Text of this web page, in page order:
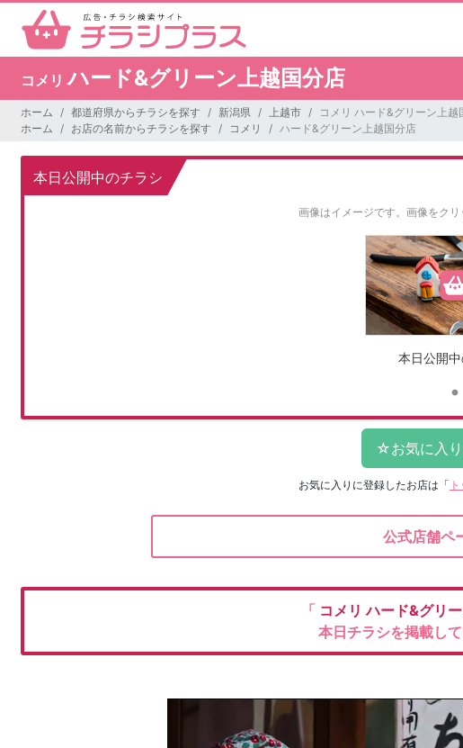
コメリハード&グリーン上越国分店
ホーム 都道府県からチラシを探す 新潟県 上越市
コメリ ハード&グリーン上越
ホーム
お店の名前からチラシを探す コメリ ハード&グリーン上越国分店
本日公開中のチラシ
画像はイメージです。 画像をクリ
本日公開
お気に入りに登録したお店は 「
公式店舗ペ
「 コメリハード&グリ
本日チラシを掲載し